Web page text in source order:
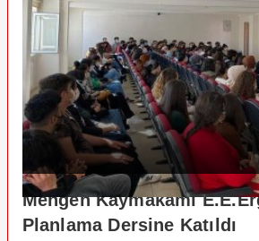
Mengen Kaymakamı
Planlama Dersine Katıldı